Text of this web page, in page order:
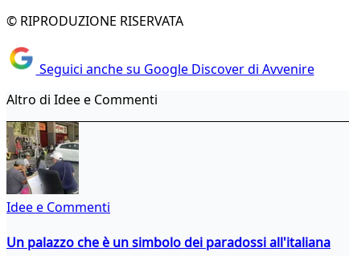
© RIPRODUZIONE RISERVATA
Seguici anche su Google Discover di Avvenire
Altro di Idee e Commenti
Idee e Commenti
Un palazzo che è un simbolo dei paradossi all'italiana